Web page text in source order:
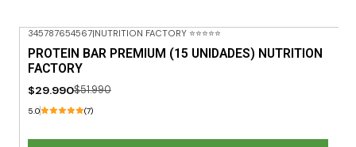
345787654567|NUTRITION FACTORY ⭐⭐⭐⭐⭐
PROTEIN BAR PREMIUM (15 UNIDADES) NUTRITION
FACTORY
$29.990$51.990
5.0 (7)